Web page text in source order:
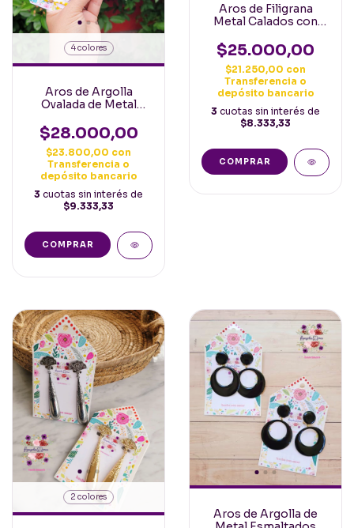
4 colores
Aros de Argolla
Ovalada de Metal
Lunares Españoles
$28.000,00
$23.800,00 con
Transferencia o
depósito bancario
3 cuotas sin interés de
$9.333,33
COMPRAR
Aros de Filigrana
Metal Calados con
Españoles
$25.000,00
$21.250,00 con
Transferencia o
depósito bancario
3 cuotas sin interés de
$8.333,33
2 colores
Aros de Argolla de